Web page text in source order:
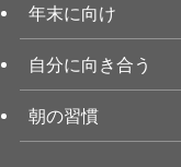
年末に向け
自分に向き合う
朝の習慣